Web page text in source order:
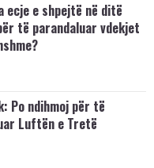
ecje e shpejtë në ditë
të parandaluar vdekjet
Po ndihmoj për të
Luftën e Tretë